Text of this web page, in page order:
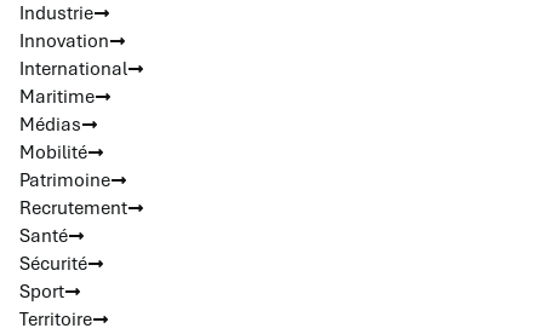
Industrie
Innovation
International
Maritime
Médias
Mobilité
Patrimoine
Recrutement
Santé
Sécurité
Sport
Territoire